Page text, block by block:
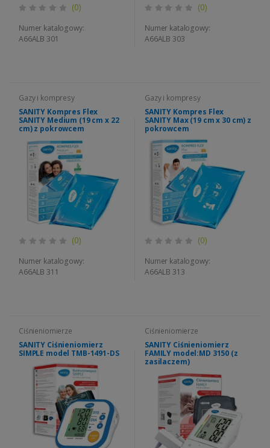
(0)
Numer katalogowy:
A66ALB 301
(0)
Numer katalogowy:
A66ALB 303
Gazy i kompresy
SANITY Kompres Flex
SANITY Medium (19 cm x 22
cm) z pokrowcem
(0)
Numer katalogowy:
A66ALB 311
Gazy i kompresy
SANITY Kompres Flex
SANITY Max (19 cm x 30 cm) z
pokrowcem
(0)
Numer katalogowy:
A66ALB 313
Ciśnieniomierze
SANITY Ciśnieniomierz
SIMPLE model TMB-1491-DS
Ciśnieniomierze
SANITY Ciśnieniomierz
FAMILY model:MD 3150 (z
zasilaczem)